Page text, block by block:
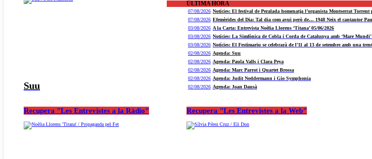
Suu
ÚLTIMA HORA
07/08/2026 Notícies: El festival de Peralada homenatja l’organista Montserrat Torrent
07/08/2026 Efemèrides del Dia: Tal dia com avui però de… 1948 Neix el cantautor
03/08/2026 A la Carta: Entrevista Noèlia Llorens ‘Titana’ 05/06/2026
03/08/2026 Notícies: La Simfònica de Cobla i Corda de Catalunya amb ‘Mare
03/08/2026 Notícies: El Festimariu se celebrarà de l’11 al 13 de setembre amb una
02/08/2026 Agenda: Suu
02/08/2026 Agenda: Paula Valls i Clara Peya
02/08/2026 Agenda: Marc Parrot i Quartet Brossa
02/08/2026 Agenda: Judit Neddermann i Gio Symphonia
02/08/2026 Agenda: Joan Dausà
Recupera "Les Entrevistes a la Ràdio" Recupera "Les Entrevistes a la Web"